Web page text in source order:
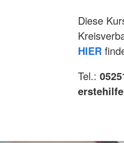
Diese
HIER
Tel.: